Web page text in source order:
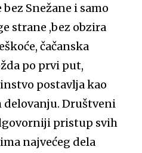
Snežane i samo
strane ,bez obzira
čačanska
po prvi put,
postavlja kao
Društveni
pristup svih
najvećeg dela